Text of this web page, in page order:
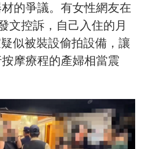
e
的爭議。有女性網友在
文控訴，自己入住的月
似被裝設偷拍設備，讓
摩療程的產婦相當震